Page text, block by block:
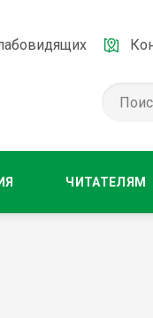
ЧИТАТЕЛЯМ